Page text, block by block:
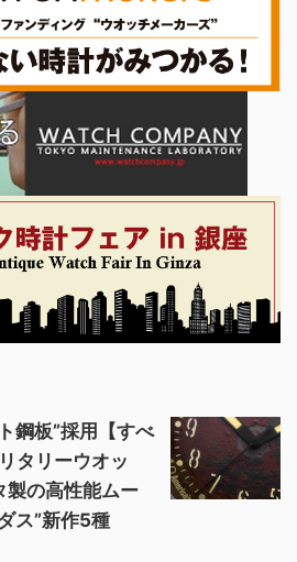
鋼板”採用【すべ
タリーウオッ
製の高性能ムー
ス”新作5種